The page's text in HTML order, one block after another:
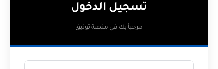
تسجيل الدخول
مرحباً بك في منصة توثيق